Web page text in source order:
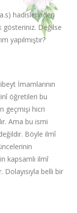
hadislerinden
gösteriniz. Değilse
yapılmıştır?
İmamlarının
öğretileri bu
geçmişi hicri
Ama bu ismi
Böyle ilmî
kapsamlı ilmî
belli bir